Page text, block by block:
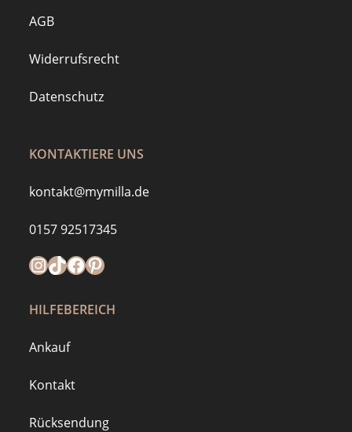
AGB
Widerrufsrecht
Datenschutz
KONTAKTIERE UNS
kontakt@mymilla.de
0157 92517345
Instagram
https://www.tiktok.com/@mymilla.de
Facebook
Pinterest
HILFEBEREICH
Ankauf
Kontakt
Rücksendung